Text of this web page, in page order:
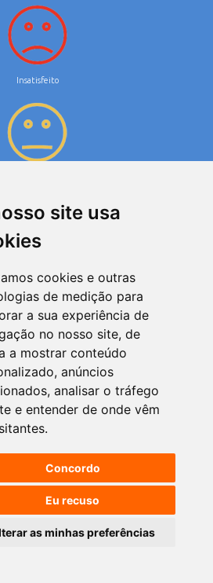
site usa
cookies e outras
de medição para
a sua experiência de
no nosso site, de
a mostrar conteúdo
anúncios
analisar o tráfego
e entender de onde vêm
Concordo
Eu recuso
as minhas preferências
Insatisfeito
Satisfeito
Muito satisfeito
Resultados
à Prefeitura